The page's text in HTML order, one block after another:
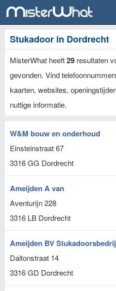
Stukadoor in Dordrecht
MisterWhat heeft29 resultaten
gevonden. Vind
kaarten, websites,
nuttige informatie.
W&M bouw en onderhoud
Einsteinstraat 67
3316 GG Dordrecht
Ameijden A van
Aventurijn 228
3316 LB Dordrecht
Ameijden BV
Daltonstraat 14
3316 GD Dordrecht